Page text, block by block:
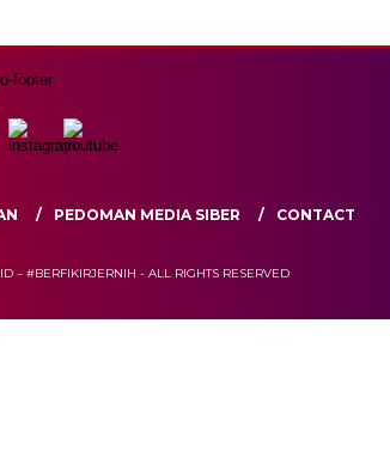
PEDOMAN MEDIA SIBER CONTACT
– #BERFIKIRJERNIH - ALL RIGHTS RESERVED